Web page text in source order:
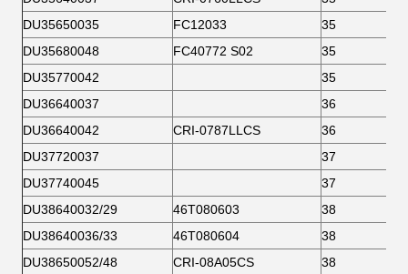
DU35650035
FC12033
35
DU35680048
FC40772 S02
35
DU35770042
35
DU36640037
36
DU36640042
CRI-0787LLCS
36
DU37720037
37
DU37740045
37
DU38640032/29
46T080603
38
DU38640036/33
46T080604
38
DU38650052/48
CRI-08A05CS 38